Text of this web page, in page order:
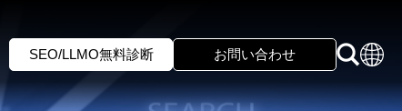
SEO/LLMO無料診断 お問い合わせ